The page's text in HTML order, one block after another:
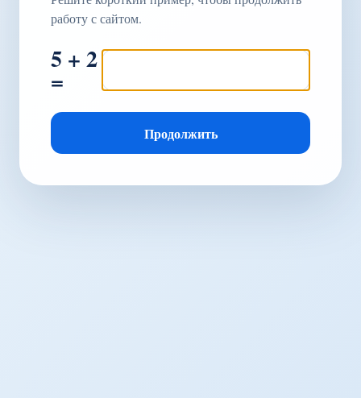
работу с сайтом.
5 + 2
=
Продолжить